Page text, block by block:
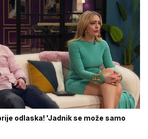
odlaska! 'Jadnik se može samo